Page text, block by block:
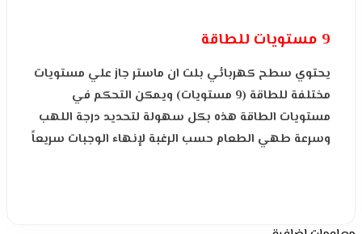
9 مستويات للطاقة
يحتوي سطح كهربائي بلت ان ماستر جاز علي مستويات
مختلفة للطاقة (9 مستويات) ويمكن التحكم في
مستويات الطاقة هذه بكل سهولة لتحديد درجة اللهب
وسرعة طهي الطعام حسب الرغبة لإنهاء الوجبات سريعاً